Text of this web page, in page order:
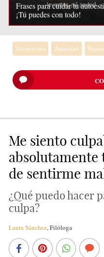
Frases para cuidar tu
¡Tú puedes con todo!
Autoestima Ansiedad
Me siento
absolutamente
de sentirme
¿Qué puedo hacer
culpa?
Laura Sánchez,Filóloga